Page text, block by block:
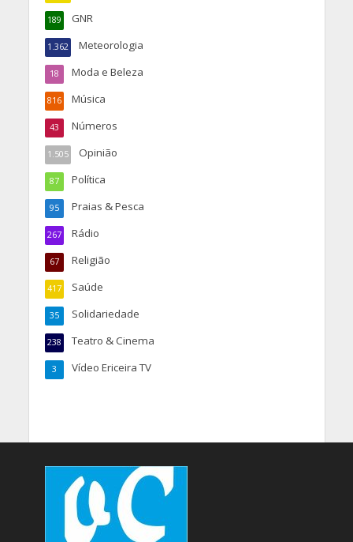
GNR
189
Meteorologia
1.362
Moda e Beleza
18
Música
816
Números
43
Opinião
1.505
Política
87
Praias & Pesca
95
Rádio
267
Religião
67
Saúde
417
Solidariedade
35
Teatro & Cinema
238
Vídeo Ericeira TV
3